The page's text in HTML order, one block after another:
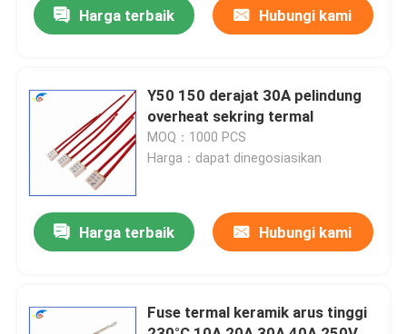
Tur Pabrik
Kontrol Kualitas
Hubungi Kami
Berita
Termistor PTC
Harga terbaik Hubungi kami
Y50 150 derajat 30A pelindung
overheat sekring termal
MOQ：1000 PCS
Harga：dapat dinegosiasikan
Harga terbaik Hubungi kami
Fuse termal keramik arus tinggi